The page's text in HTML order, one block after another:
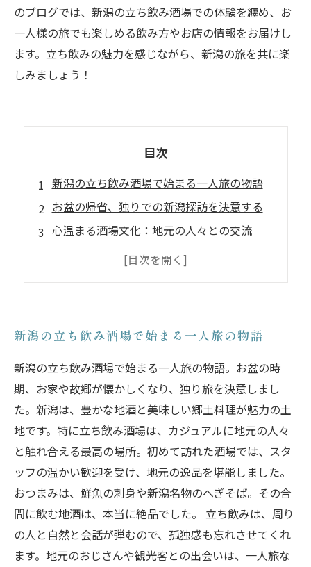
のブログでは、新潟の立ち飲み酒場での体験を纏め、お
一人様の旅でも楽しめる飲み方やお店の情報をお届けし
ます。立ち飲みの魅力を感じながら、新潟の旅を共に楽
しみましょう！
目次
新潟の立ち飲み酒場で始まる一人旅の物語
お盆の帰省、独りでの新潟探訪を決意する
心温まる酒場文化：地元の人々との交流
美味しい地酒と郷土料理に舌鼓を打つ
新潟の立ち飲み酒場で始まる一人旅の物語
新潟の立ち飲み酒場で始まる一人旅の物語。お盆の時
期、お家や故郷が懐かしくなり、独り旅を決意しまし
た。新潟は、豊かな地酒と美味しい郷土料理が魅力の土
地です。特に立ち飲み酒場は、カジュアルに地元の人々
と触れ合える最高の場所。初めて訪れた酒場では、スタ
ッフの温かい歓迎を受け、地元の逸品を堪能しました。
おつまみは、鮮魚の刺身や新潟名物のへぎそば。その合
間に飲む地酒は、本当に絶品でした。 立ち飲みは、周り
の人と自然と会話が弾むので、孤独感も忘れさせてくれ
ます。地元のおじさんや観光客との出会いは、一人旅な